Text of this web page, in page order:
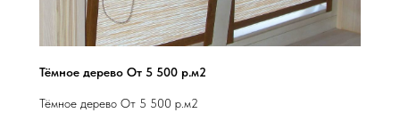
Тёмное дерево От 5 500 р.м2
Тёмное дерево От 5 500 р.м2